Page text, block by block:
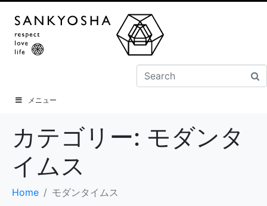
メニュー
カテゴリー: モダンタ
イムス
Home モダンタイムス